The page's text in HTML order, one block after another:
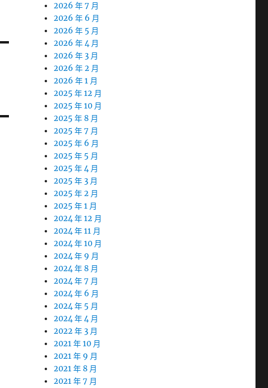
2026 年 7 月
2026 年 6 月
2026 年 5 月
2026 年 4 月
2026 年 3 月
2026 年 2 月
2026 年 1 月
2025 年 12 月
2025 年 10 月
2025 年 8 月
2025 年 7 月
2025 年 6 月
2025 年 5 月
2025 年 4 月
2025 年 3 月
2025 年 2 月
2025 年 1 月
2024 年 12 月
2024 年 11 月
2024 年 10 月
2024 年 9 月
2024 年 8 月
2024 年 7 月
2024 年 6 月
2024 年 5 月
2024 年 4 月
2022 年 3 月
2021 年 10 月
2021 年 9 月
2021 年 8 月
2021 年 7 月